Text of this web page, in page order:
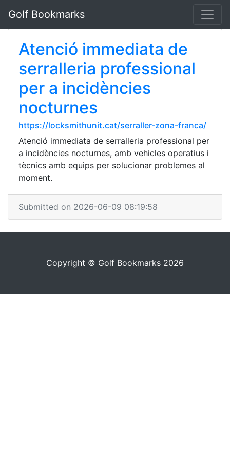
Golf Bookmarks
Atenció immediata de
serralleria professional
per a incidències
nocturnes
https://locksmithunit.cat/serraller-zona-franca/
Atenció immediata de serralleria professional per
a incidències nocturnes, amb vehicles operatius i
tècnics amb equips per solucionar problemes al
moment.
Submitted on 2026-06-09 08:19:58
Copyright © Golf Bookmarks 2026